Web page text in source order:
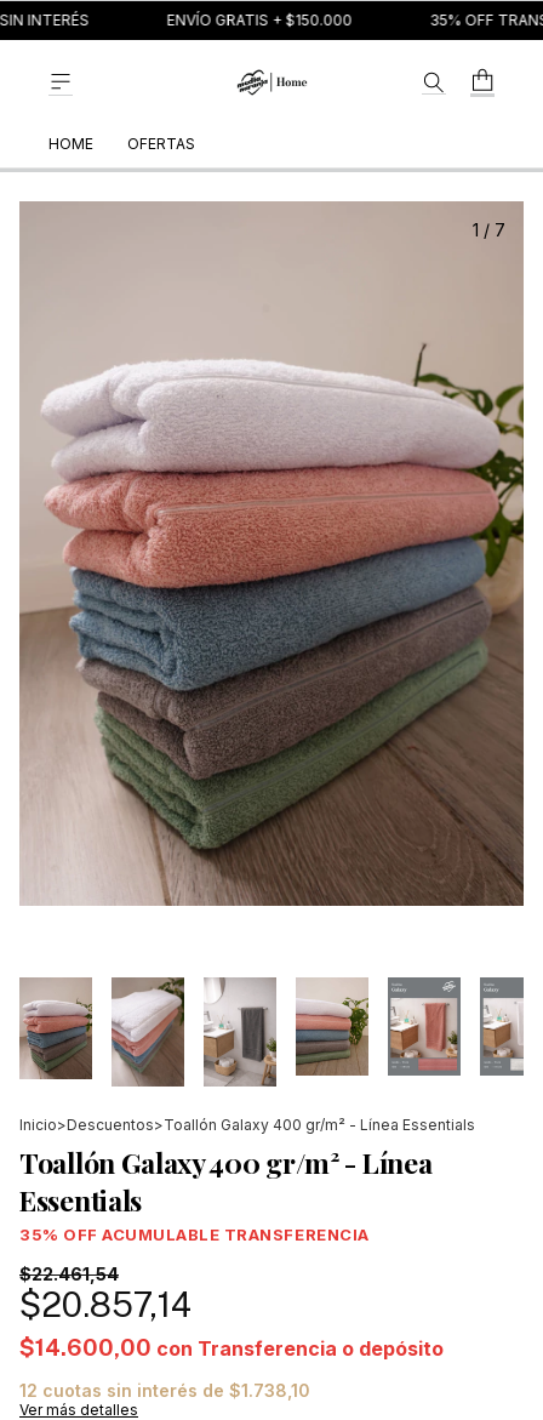
INTERÉS ENVÍO GRATIS + $150.000 35% OFF
HOME OFERTAS
1 / 7
Inicio>Descuentos>Toallón Galaxy 400 gr/m² - Línea Essentials
Toallón Galaxy 400 gr/m² - Línea
Essentials
$22.461,54
$20.857,14
$14.600,00 con Transferencia o depósito
12 cuotas sin interés de $1.738,10
Ver más detalles